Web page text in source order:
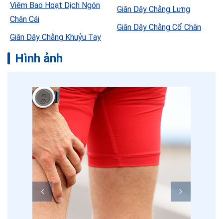
Viêm Bao Hoạt Dịch Ngón
Chân Cái
Giãn Dây Chằng Khuỷu Tay
Giãn Dây Chằng Lưng
Giãn Dây Chằng Cổ Chân
Hình ảnh